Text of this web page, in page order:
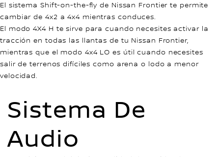
El sistema Shift-on-the-fly de Nissan Frontier te permite
cambiar de 4x2 a 4x4 mientras conduces.
El modo 4X4 H te sirve para cuando necesites activar la
tracción en todas las llantas de tu Nissan Frontier,
mientras que el modo 4x4 LO es útil cuando necesites
salir de terrenos difíciles como arena o lodo a menor
velocidad.
Sistema De
Audio